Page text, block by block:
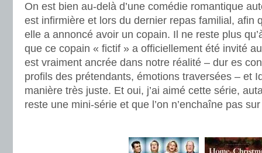
On est bien au-delà d’une comédie romantique
est infirmière et lors du dernier repas familial, afin
elle a annoncé avoir un copain. Il ne reste plus
que ce copain « fictif » a officiellement été invité
est vraiment ancrée dans notre réalité – dur es
profils des prétendants, émotions traversées – et
manière très juste. Et oui, j’ai aimé cette série,
reste une mini-série et que l’on n’enchaîne pas